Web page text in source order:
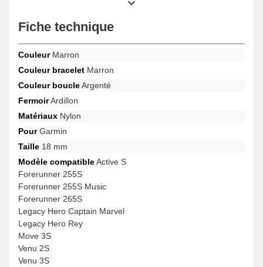
Venu 3S et bien plus encore de la marque Garmin. Grâce à sa
une multitude de références de la marque Garmin, proposant une
satisfaction totale en toute simplicité.
Fiche technique
CouleurMarron
Couleur bracelet Marron
Couleur boucleArgenté
FermoirArdillon
Matériaux Nylon
PourGarmin
Taille 18 mm
Modèle compatibleActive S
Forerunner 255S
Forerunner 255S Music
Forerunner 265S
Legacy Hero Captain Marvel
Legacy Hero Rey
Move 3S
Venu 2S
Venu 3S